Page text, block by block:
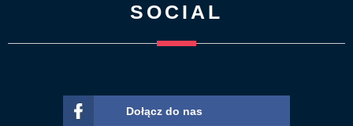
SOCIAL
Dołącz do nas